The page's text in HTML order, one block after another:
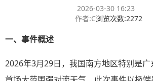
2026-03-30 16:23
作者:C浏览次数:2272
一、 事件概述
2026年3月29日，我国南方地区特别是